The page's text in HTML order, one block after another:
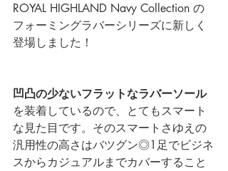
ROYAL HIGHLAND Navy Collection の
フォーミングラバーシリーズに新しく
登場しました！
凹凸の少ないフラットなラバーソール
を装着しているので、とてもスマート
な見た目です。そのスマートさゆえの
汎用性の高さはバツグン◎1足でビジネ
スからカジュアルまでカバーすること